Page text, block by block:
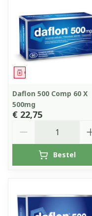
Geneesmiddel
Daflon 500 Comp 60 X
500mg
€ 22,75
Bestel